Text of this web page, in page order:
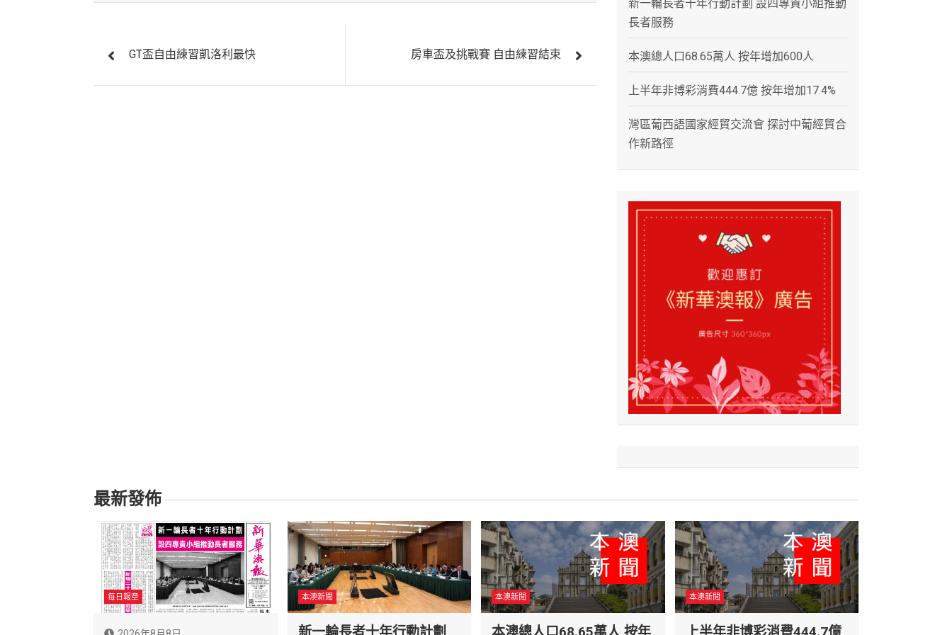
章
GT盃自由練習凱洛利最快 房車盃及挑戰賽 自由練習結束
新一輪長者十年行動計劃 設四專責小組推動
長者服務
本澳總人口68.65萬人 按年增加600人
上半年非博彩消費444.7億 按年增加17.4%
灣區葡西語國家經貿交流會 探討中葡經貿合
作新路徑
最新發佈
每日報章 本澳新聞 本澳新聞 本澳新聞